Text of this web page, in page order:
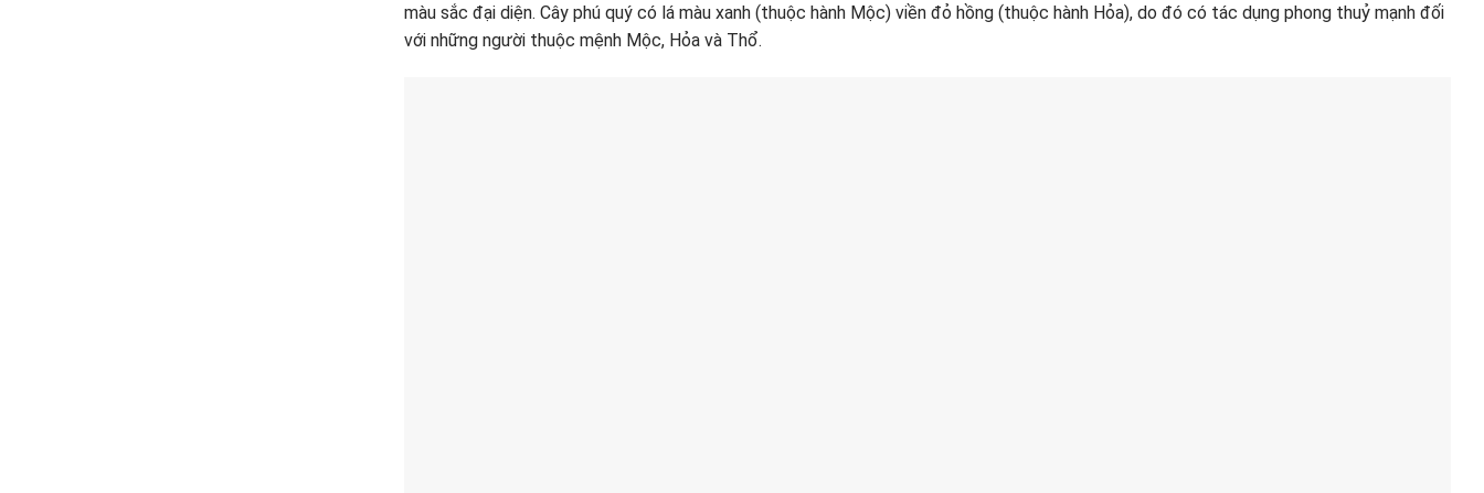
màu sắc đại diện. Cây phú quý có lá màu xanh (thuộc hành Mộc) viền đỏ hồng (thuộc hành Hỏa), do đó có tác dụng phong thuỷ mạnh đối
với những người thuộc mệnh Mộc, Hỏa và Thổ.